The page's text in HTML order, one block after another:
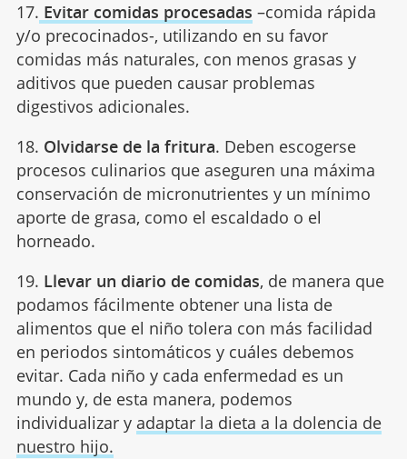
17. Evitar comidas procesadas –comida rápida
y/o precocinados-, utilizando en su favor
comidas más naturales, con menos grasas y
aditivos que pueden causar problemas
digestivos adicionales.
18. Olvidarse de la fritura. Deben escogerse
procesos culinarios que aseguren una máxima
conservación de micronutrientes y un mínimo
aporte de grasa, como el escaldado o el
horneado.
19. Llevar un diario de comidas, de manera que
podamos fácilmente obtener una lista de
alimentos que el niño tolera con más facilidad
en periodos sintomáticos y cuáles debemos
evitar. Cada niño y cada enfermedad es un
mundo y, de esta manera, podemos
individualizar y adaptar la dieta a la dolencia de
nuestro hijo.